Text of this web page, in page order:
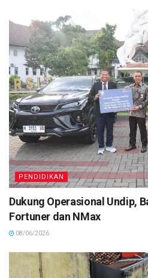
PENDIDIKAN
Dukung Operasional Undip,
Fortuner dan NMax
08/06/2026